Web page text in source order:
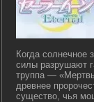
Когда солнечное
силы разрушают
труппа —
древнее
существо, чья